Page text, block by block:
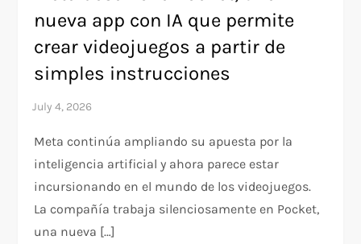
nueva app con IA que permite
crear videojuegos a partir de
simples instrucciones
Meta continúa ampliando su apuesta por la
inteligencia artificial y ahora parece estar
incursionando en el mundo de los videojuegos.
La compañía trabaja silenciosamente en Pocket,
una nueva […]